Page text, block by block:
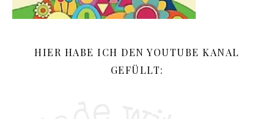
HIER HABE ICH DEN YOUTUBE KANAL
GEFÜLLT: